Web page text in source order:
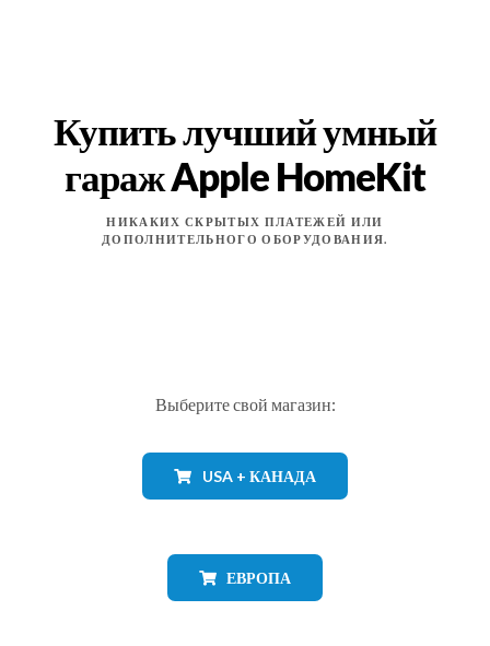
Купить лучший умный
гараж Apple HomeKit
НИКАКИХ СКРЫТЫХ ПЛАТЕЖЕЙ ИЛИ
ДОПОЛНИТЕЛЬНОГО ОБОРУДОВАНИЯ.
Выберите свой магазин:
USA + КАНАДА
ЕВРОПА